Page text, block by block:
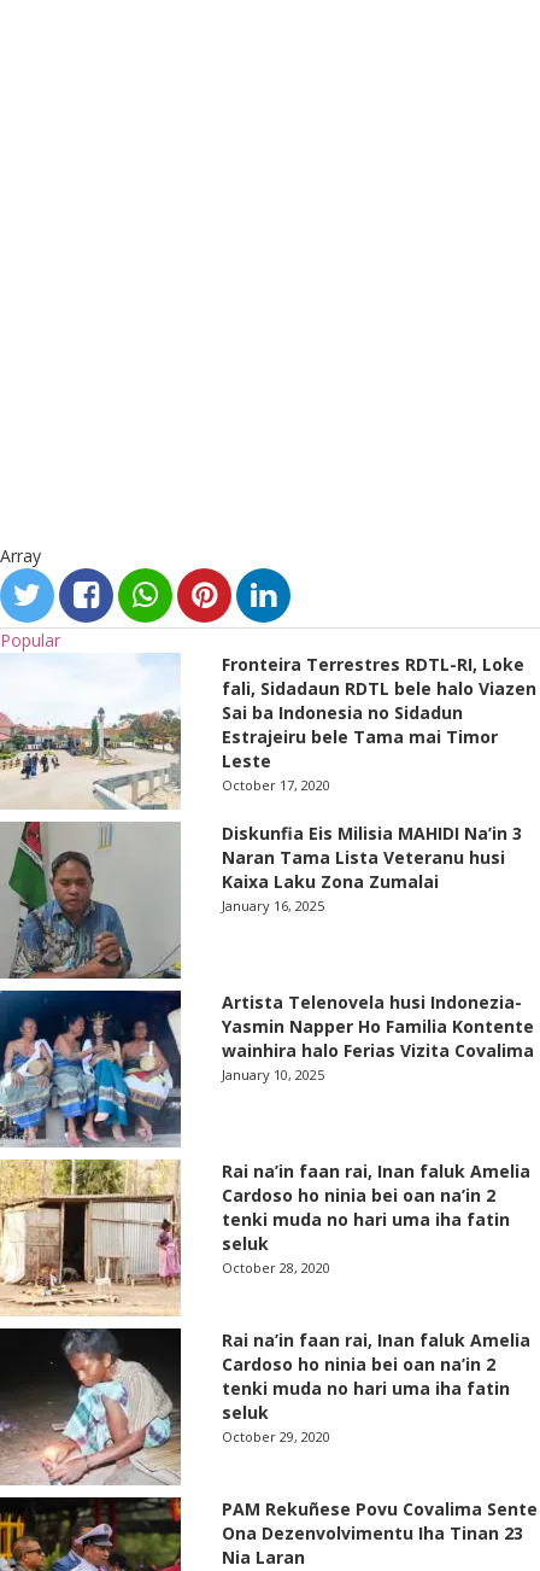
Array
Popular
Fronteira Terrestres RDTL-RI, Loke
fali, Sidadaun RDTL bele halo Viazen
Sai ba Indonesia no Sidadun
Estrajeiru bele Tama mai Timor
Leste
October 17, 2020
Diskunfia Eis Milisia MAHIDI Na’in 3
Naran Tama Lista Veteranu husi
Kaixa Laku Zona Zumalai
January 16, 2025
Artista Telenovela husi Indonezia-
Yasmin Napper Ho Familia Kontente
wainhira halo Ferias Vizita Covalima
January 10, 2025
Rai na’in faan rai, Inan faluk Amelia
Cardoso ho ninia bei oan na’in 2
tenki muda no hari uma iha fatin
seluk
October 28, 2020
Rai na’in faan rai, Inan faluk Amelia
Cardoso ho ninia bei oan na’in 2
tenki muda no hari uma iha fatin
seluk
October 29, 2020
PAM Rekuñese Povu Covalima Sente
Ona Dezenvolvimentu Iha Tinan 23
Nia Laran